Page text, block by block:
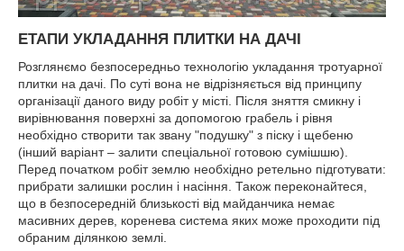
ЕТАПИ УКЛАДАННЯ ПЛИТКИ НА ДАЧІ
Розглянємо безпосередньо технологію укладання тротуарної
плитки на дачі. По суті вона не відрізняється від принципу
організації даного виду робіт у місті. Після зняття смикну і
вирівнювання поверхні за допомогою грабель і рівня
необхідно створити так звану "подушку" з піску і щебеню
(інший варіант – залити спеціальної готовою сумішшю).
Перед початком робіт землю необхідно ретельно підготувати:
прибрати залишки рослин і насіння. Також переконайтеся,
що в безпосередній близькості від майданчика немає
масивних дерев, коренева система яких може проходити під
обраним ділянкою землі.